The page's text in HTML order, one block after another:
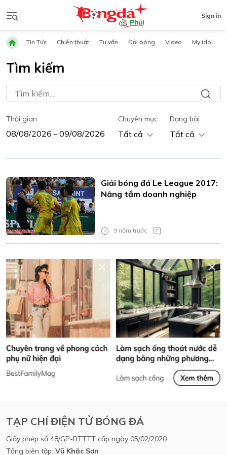
Sign in
Tin Tức Chiến thuật Tư vấn Đội bóng Video My idol
Tìm kiếm
Thời gian Chuyên mục
Tất cả
Dạng bài
Tất cả
Giải bóng đá Le League 2017:
Nâng tầm doanh nghiệp
9 năm trước
TẠP CHÍ ĐIỆN TỬ BÓNG ĐÁ
Giấy phép số 48/GP-BTTTT cấp ngày 05/02/2020
Tổng biên tập: Vũ Khắc Sơn